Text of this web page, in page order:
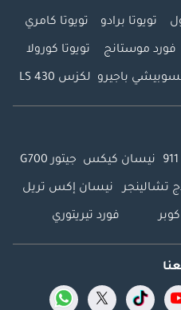
تويوتا برادو تويوتا كامري
فورد موستانج تويوتا كورولا
باجيرو لكزس LS 430
نيسان كيكس جيتور G700
تشالينجر نيسان إكس تريل
فورد تيريتوري